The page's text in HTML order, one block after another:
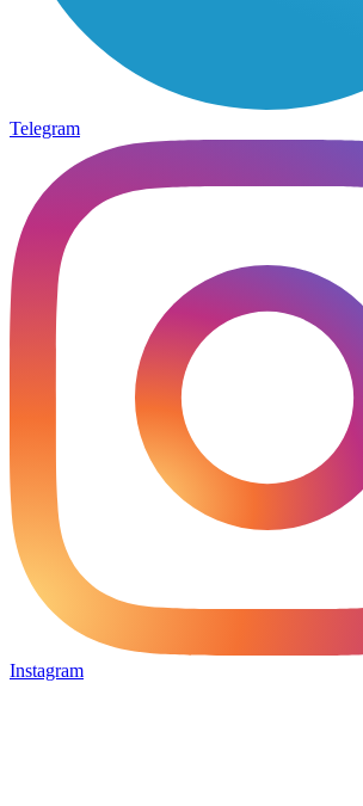
Telegram
Instagram